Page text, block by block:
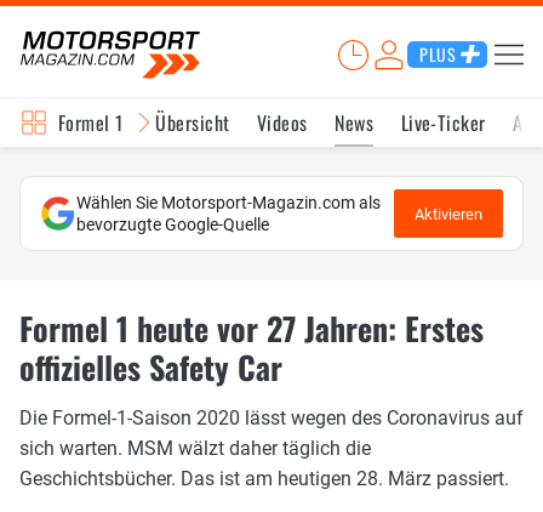
PLUS
Formel 1 Übersicht Videos News Live-Ticker
Wählen Sie Motorsport-Magazin.com als
bevorzugte Google-Quelle
Aktivieren
Formel 1 heute vor 27 Jahren: Erstes
offizielles Safety Car
Die Formel-1-Saison 2020 lässt wegen des Coronavirus auf
sich warten. MSM wälzt daher täglich die
Geschichtsbücher. Das ist am heutigen 28. März passiert.